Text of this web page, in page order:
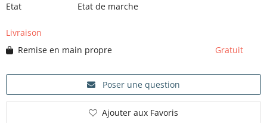
Etat Etat de marche
Livraison
Remise en main propre
Gratuit
Poser une question
Ajouter aux Favoris